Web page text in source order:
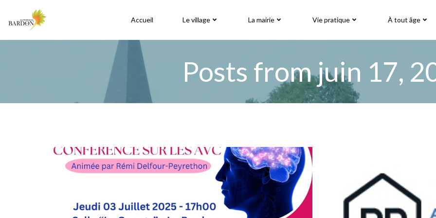
contenu
Accueil Le village La mairie Vie pratique À tout âge
Posts from juin 17,